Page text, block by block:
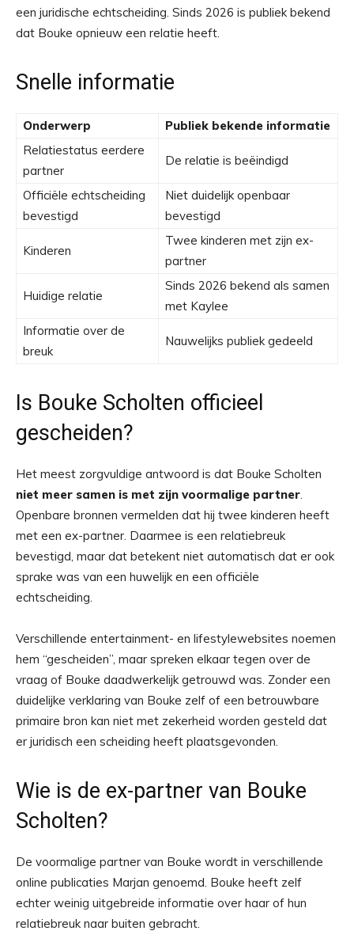
een juridische echtscheiding. Sinds 2026 is publiek bekend
dat Bouke opnieuw een relatie heeft.
Snelle informatie
Onderwerp
Publiek bekende informatie
Relatiestatus eerdere
partner
De relatie is beëindigd
Officiële echtscheiding
bevestigd
Niet duidelijk openbaar
bevestigd
Kinderen
Twee kinderen met zijn ex-
partner
Huidige relatie
Sinds 2026 bekend als samen
met Kaylee
Informatie over de
breuk
Nauwelijks publiek gedeeld
Is Bouke Scholten officieel
gescheiden?
Het meest zorgvuldige antwoord is dat Bouke Scholten
niet meer samen is met zijn voormalige partner.
Openbare bronnen vermelden dat hij twee kinderen heeft
met een ex-partner. Daarmee is een relatiebreuk
bevestigd, maar dat betekent niet automatisch dat er ook
sprake was van een huwelijk en een officiële
echtscheiding.
Verschillende entertainment- en lifestylewebsites noemen
hem “gescheiden”, maar spreken elkaar tegen over de
vraag of Bouke daadwerkelijk getrouwd was. Zonder een
duidelijke verklaring van Bouke zelf of een betrouwbare
primaire bron kan niet met zekerheid worden gesteld dat
er juridisch een scheiding heeft plaatsgevonden.
Wie is de ex-partner van Bouke
Scholten?
De voormalige partner van Bouke wordt in verschillende
online publicaties Marjan genoemd. Bouke heeft zelf
echter weinig uitgebreide informatie over haar of hun
relatiebreuk naar buiten gebracht.